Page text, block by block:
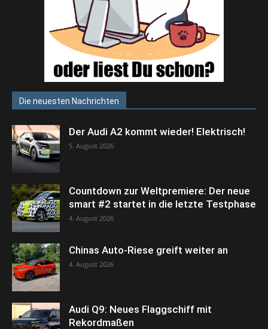
Die neuesten Nachrichten
Der Audi A2 kommt wieder! Elektrisch!
5. August 2026
Countdown zur Weltpremiere: Der neue
smart #2 startet in die letzte Testphase
4. August 2026
Chinas Auto-Riese greift weiter an
4. August 2026
Audi Q9: Neues Flaggschiff mit
Rekordmaßen